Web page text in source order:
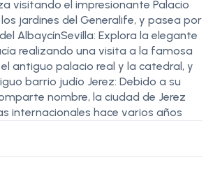
visitando el impresionante Palacio
jardines del Generalife, y pasea por
AlbaycínSevilla: Explora la elegante
realizando una visita a la famosa
antiguo palacio real y la catedral, y
barrio judío Jerez: Debido a su
nombre, la ciudad de Jerez
internacionales hace varios años